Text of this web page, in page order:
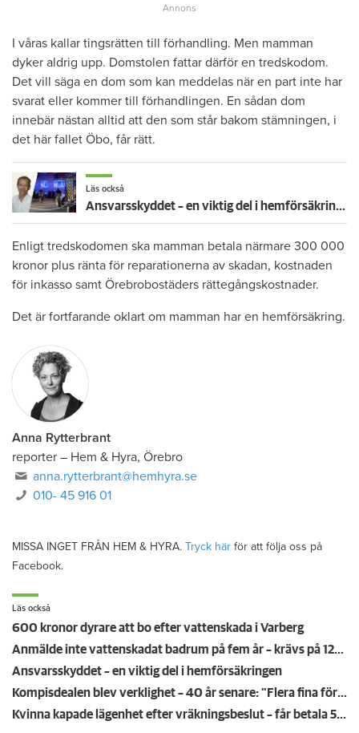
I våras kallar tingsrätten till förhandling. Men mamman
dyker aldrig upp. Domstolen fattar därför en tredskodom.
Det vill säga en dom som kan meddelas när en part inte har
svarat eller kommer till förhandlingen. En sådan dom
innebär nästan alltid att den som står bakom stämningen, i
det här fallet Öbo, får rätt.
Läs också
Ansvarsskyddet – en viktig del i hemförsäkringen
Enligt tredskodomen ska mamman betala närmare 300 000
kronor plus ränta för reparationerna av skadan, kostnaden
för inkasso samt Örebrobostäders rättegångskostnader.
Det är fortfarande oklart om mamman har en hemförsäkring.
Anna Rytterbrant
reporter – Hem & Hyra, Örebro
anna.rytterbrant@hemhyra.se
010- 45 916 01
MISSA INGET FRÅN HEM & HYRA. Tryck här för att följa oss på
Facebook.
Läs också
600 kronor dyrare att bo efter vattenskada i Varberg
Anmälde inte vattenskadat badrum på fem år – krävs på 125 000 kronor
Ansvarsskyddet – en viktig del i hemförsäkringen
Kompisdealen blev verklighet – 40 år senare: "Flera fina fördelar med att dela bostad"
Kvinna kapade lägenhet efter vräkningsbeslut – får betala 50 000